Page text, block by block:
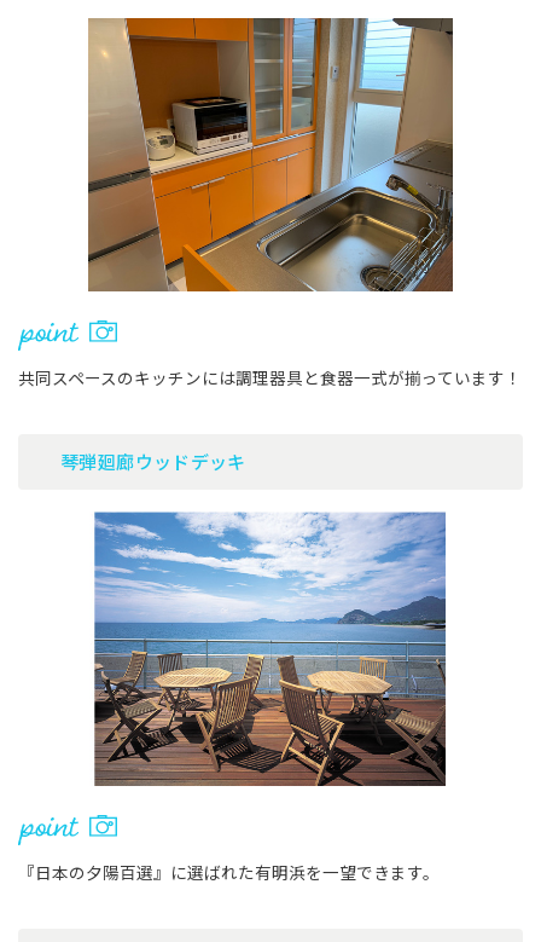
共同スペースのキッチンには調理器具と食器一式が揃っています！
琴弾廻廊ウッドデッキ
『日本の夕陽百選』に選ばれた有明浜を一望できます。